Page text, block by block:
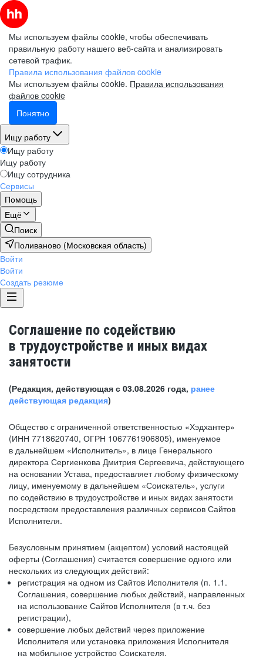
Мы используем файлы cookie, чтобы обеспечивать
правильную работу нашего веб-сайта и анализировать
сетевой трафик.
Правила использования файлов cookie
Мы используем файлы cookie. Правила использования
файлов cookie
Понятно
Ищу работу
Ищу работу
Ищу работу
Ищу сотрудника
Сервисы
Помощь
Ещё
Поиск
Поливаново (Московская область)
Войти
Войти
Создать резюме
Соглашение по содействию
в трудоустройстве и иных видах
занятости
(Редакция, действующая с 03.08.2026 года, ранее
действующая редакция)
Общество с ограниченной ответственностью «Хэдхантер»
(ИНН 7718620740, ОГРН 1067761906805), именуемое
в дальнейшем «Исполнитель», в лице Генерального
директора Сергиенкова Дмитрия Сергеевича, действующего
на основании Устава, предоставляет любому физическому
лицу, именуемому в дальнейшем «Соискатель», услуги
по содействию в трудоустройстве и иных видах занятости
посредством предоставления различных сервисов Сайтов
Исполнителя.
Безусловным принятием (акцептом) условий настоящей
оферты (Соглашения) считается совершение одного или
нескольких из следующих действий:
регистрация на одном из Сайтов Исполнителя (п. 1.1.
Соглашения, совершение любых действий, направленных
на использование Сайтов Исполнителя (в т.ч. без
регистрации),
совершение любых действий через приложение
Исполнителя или установка приложения Исполнителя
на мобильное устройство Соискателя.